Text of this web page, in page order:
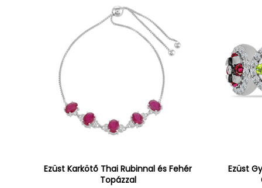
Ezüst Karkötő Thai Rubinnal és Fehér
Topázzal
Ezüst